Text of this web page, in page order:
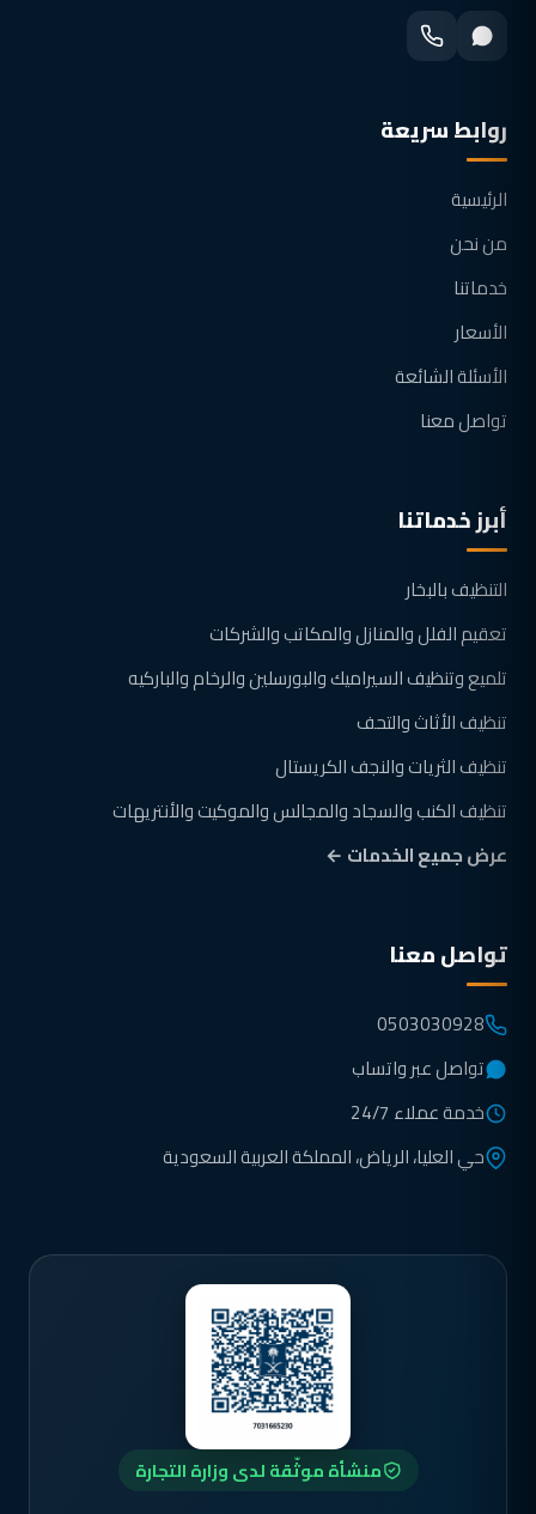
روابط سريعة
الرئيسية
من نحن
خدماتنا
الأسعار
الأسئلة الشائعة
تواصل معنا
أبرز خدماتنا
التنظيف بالبخار
تعقيم الفلل والمنازل والمكاتب والشركات
تلميع وتنظيف السيراميك والبورسلين والرخام والباركيه
تنظيف الأثاث والتحف
تنظيف الثريات والنجف الكريستال
تنظيف الكنب والسجاد والمجالس والموكيت والأنتريهات
عرض جميع الخدمات ←
تواصل معنا
0503030928
تواصل عبر واتساب
خدمة عملاء 24/7
حي العليا، الرياض، المملكة العربية السعودية
منشأة موثّقة لدى وزارة التجارة